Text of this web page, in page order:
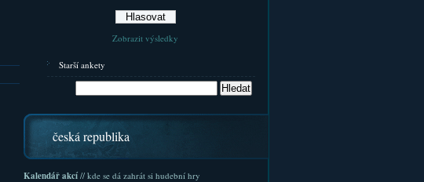
Zobrazit výsledky
Starší ankety
česká republika
Kalendář akcí// kde se dá zahrát si hudební hry